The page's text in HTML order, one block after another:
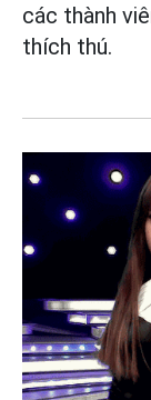
các thành
thích thú.